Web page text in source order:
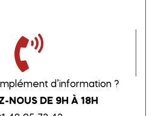
d’information ?
NOUS DE 9H À 18H